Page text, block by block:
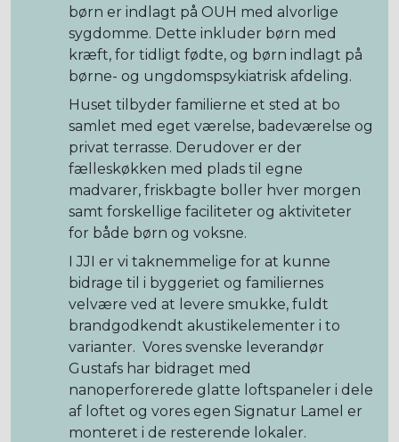
børn er indlagt på OUH med alvorlige
sygdomme. Dette inkluder børn med
kræft, for tidligt fødte, og børn indlagt på
børne- og ungdomspsykiatrisk afdeling.
Huset tilbyder familierne et sted at bo
samlet med eget værelse, badeværelse og
privat terrasse. Derudover er der
fælleskøkken med plads til egne
madvarer, friskbagte boller hver morgen
samt forskellige faciliteter og aktiviteter
for både børn og voksne.
I JJI er vi taknemmelige for at kunne
bidrage til i byggeriet og familiernes
velvære ved at levere smukke, fuldt
brandgodkendt akustikelementer i to
varianter. Vores svenske leverandør
Gustafs har bidraget med
nanoperforerede glatte loftspaneler i dele
af loftet og vores egen Signatur Lamel er
monteret i de resterende lokaler.